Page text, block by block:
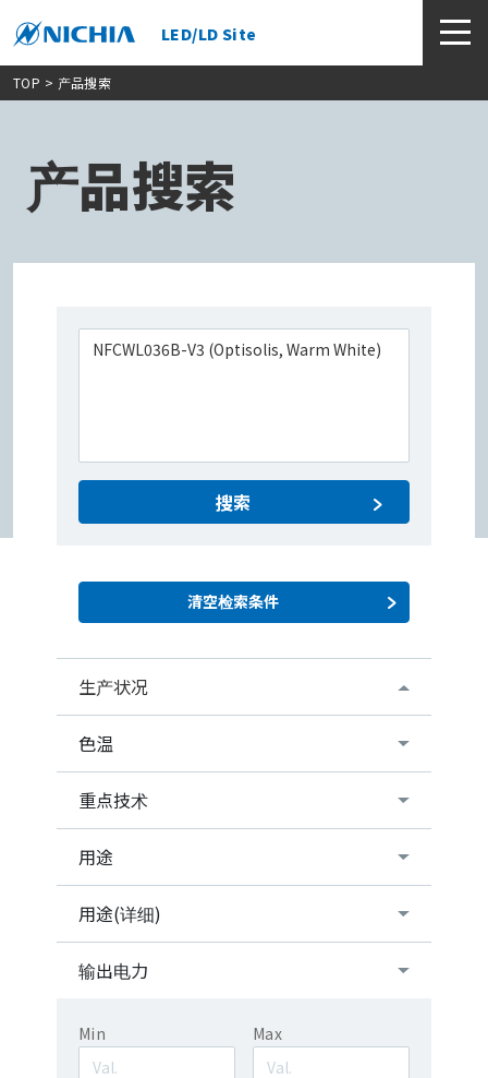
LED/LD Site
TOP > 产品搜索
产品搜索
搜索
生产状况
色温
重点技术
用途
用途(详细)
输出电力
Min Max